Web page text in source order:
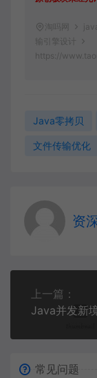
淘吗网
输引擎设计
https://
Java零拷贝
文件传输优化
资
上一篇：
常见问题